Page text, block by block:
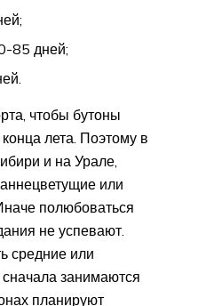
85 дней;
чтобы бутоны
лета. Поэтому в
и на Урале,
или
полюбоваться
не успевают.
средние или
занимаются
планируют